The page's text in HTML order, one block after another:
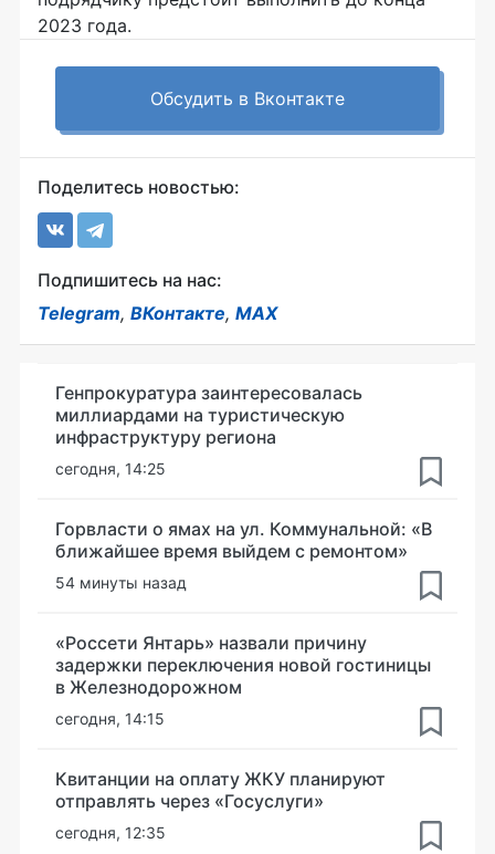
2023 года.
Обсудить в Вконтакте
Поделитесь новостью:
Подпишитесь на нас:
Telegram, ВКонтакте, MAX
Генпрокуратура заинтересовалась
миллиардами на туристическую
инфраструктуру региона
сегодня, 14:25
Горвласти о ямах на ул. Коммунальной: «В
ближайшее время выйдем с ремонтом»
54 минуты назад
«Россети Янтарь» назвали причину
задержки переключения новой гостиницы
в Железнодорожном
сегодня, 14:15
Квитанции на оплату ЖКУ планируют
отправлять через «Госуслуги»
сегодня, 12:35